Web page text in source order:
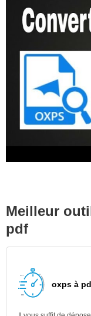
Meilleur
pdf
oxps à